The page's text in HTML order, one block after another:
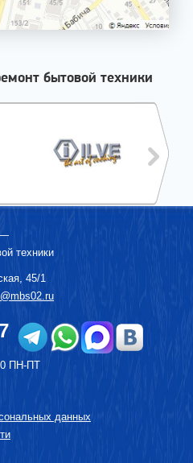
бытовой техники
техники
45/1
ПН-ПТ
данных